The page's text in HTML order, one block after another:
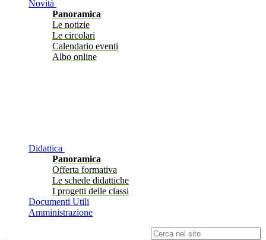
Novità
Panoramica
Le notizie
Le circolari
Calendario eventi
Albo online
Didattica
Panoramica
Offerta formativa
Le schede didattiche
I progetti delle classi
Documenti Utili
Amministrazione